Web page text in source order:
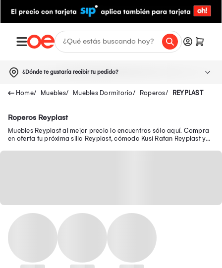
¿Dónde te gustaría recibir tu pedido?
Muebles Muebles Dormitorio Roperos REYPLAST
Roperos Reyplast
Muebles Reyplast al mejor precio lo encuentras sólo aquí. Compra
en oferta tu próxima silla Reyplast, cómoda Kusi Ratan Reyplast y